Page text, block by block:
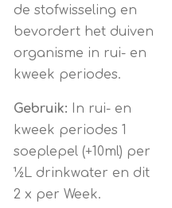
de stofwisseling en
bevordert het duiven
organisme in rui- en
kweek periodes.
Gebruik: In rui- en
kweek periodes 1
soeplepel (+10ml) per
½L drinkwater en dit
2 x per Week.